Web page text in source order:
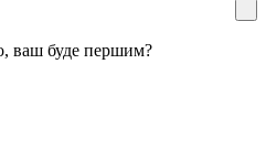
ваш буде першим?